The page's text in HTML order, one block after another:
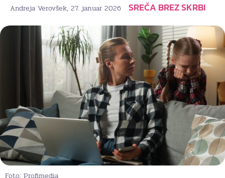
Andreja Verovšek, 27. januar 2026 SREČA BREZ SKRBI
Foto: Profimedia